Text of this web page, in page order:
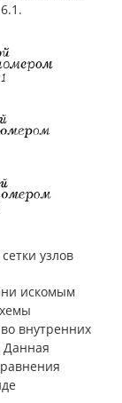
узлов
искомым
внутренних
Данная